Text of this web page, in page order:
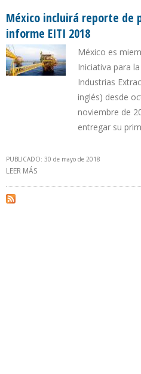
México incluirá reporte de
informe EITI 2018
México es
Iniciativa para
Industrias
inglés) desde
noviembre de
entregar su
PUBLICADO: 30 de mayo de 2018
LEER MÁS